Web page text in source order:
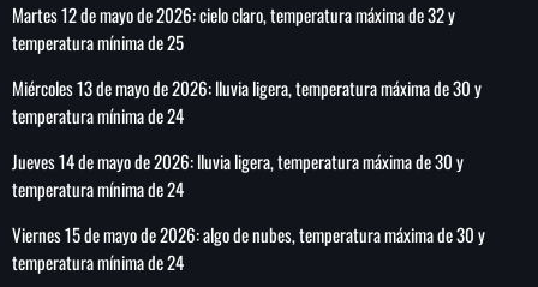
NOTAS
Cofepris niega vínculo de lechugas con
Estados Unidos sanciona a cinco entidades y ocho
funcionarios del aparato militar cubano
Martes 12 de mayo de 2026: cielo claro, temperatura máxima de 32 y
temperatura mínima de 25
Miércoles 13 de mayo de 2026: lluvia ligera, temperatura máxima de 30 y
temperatura mínima de 24
Jueves 14 de mayo de 2026: lluvia ligera, temperatura máxima de 30 y
temperatura mínima de 24
Viernes 15 de mayo de 2026: algo de nubes, temperatura máxima de 30 y
temperatura mínima de 24